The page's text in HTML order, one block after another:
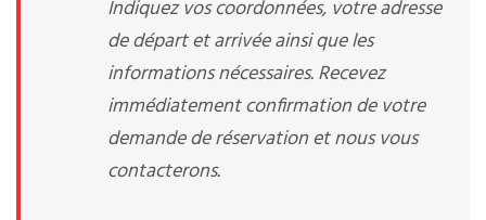
Indiquez vos coordonnées, votre adresse
de départ et arrivée ainsi que les
informations nécessaires. Recevez
immédiatement confirmation de votre
demande de réservation et nous vous
contacterons.